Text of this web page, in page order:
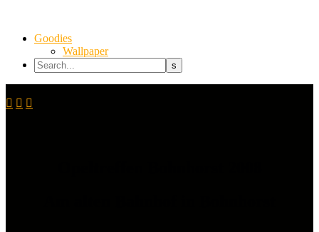
Goodies
Wallpaper
  